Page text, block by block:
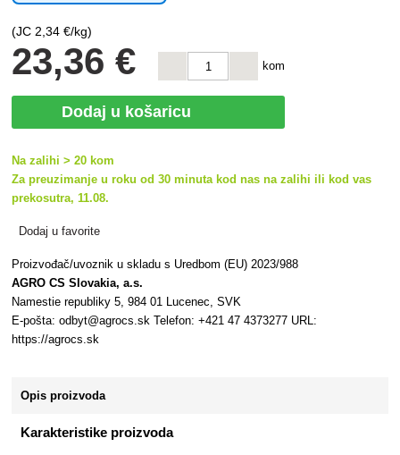
(JC2,34 €/kg)
23,36 € kom
Dodaj u košaricu
Na zalihi > 20 kom
Za preuzimanje u roku od 30 minuta kod nas na zalihi ili kod vas
prekosutra, 11.08.
Dodaj u favorite
Proizvođač/uvoznik u skladu s Uredbom (EU) 2023/988
AGRO CS Slovakia, a.s.
Namestie republiky 5, 984 01 Lucenec, SVK
E-pošta: odbyt@agrocs.sk Telefon: +421 47 4373277 URL:
https://agrocs.sk
Opis proizvoda
Karakteristike proizvoda